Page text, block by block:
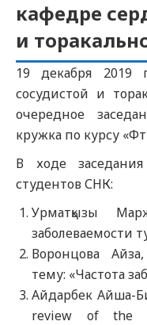
кафедре
и
19 декабря 2019
сосудистой и
очередное
кружка по курсу
В ходе
студентов СНК:
Урматқызы
заболеваемости
Воронцова
тему: «Частота
Айдарбек Айша-
review of the